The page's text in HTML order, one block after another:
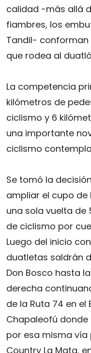
calidad -más allá
fiambres, los
Tandil-
que rodea al
La competencia
kilómetros de
ciclismo y 6
una importante
ciclismo
Se tomó la
ampliar el cupo
una sola vuelta de
de ciclismo por
Luego del inicio
duatletas saldrán
Don Bosco hasta
derecha
de la Ruta 74 en el
Chapaleofú donde
por esa misma vía
Country La Mata,